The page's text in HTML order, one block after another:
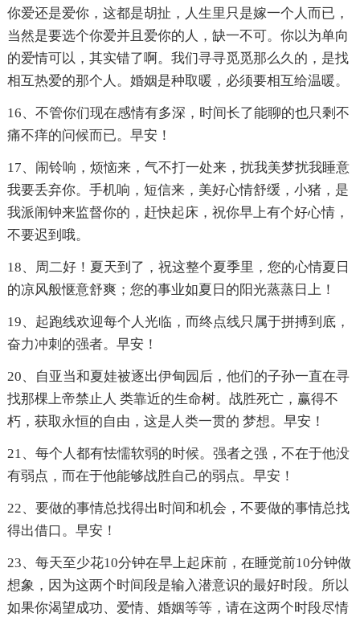
你爱还是爱你，这都是胡扯，人生里只是嫁一个人而已，
当然是要选个你爱并且爱你的人，缺一不可。你以为单向
的爱情可以，其实错了啊。我们寻寻觅觅那么久的，是找
相互热爱的那个人。婚姻是种取暖，必须要相互给温暖。
16、不管你们现在感情有多深，时间长了能聊的也只剩不
痛不痒的问候而已。早安！
17、闹铃响，烦恼来，气不打一处来，扰我美梦扰我睡意
我要丢弃你。手机响，短信来，美好心情舒缓，小猪，是
我派闹钟来监督你的，赶快起床，祝你早上有个好心情，
不要迟到哦。
18、周二好！夏天到了，祝这整个夏季里，您的心情夏日
的凉风般惬意舒爽；您的事业如夏日的阳光蒸蒸日上！
19、起跑线欢迎每个人光临，而终点线只属于拼搏到底，
奋力冲刺的强者。早安！
20、自亚当和夏娃被逐出伊甸园后，他们的子孙一直在寻
找那棵上帝禁止人 类靠近的生命树。战胜死亡，赢得不
朽，获取永恒的自由，这是人类一贯的 梦想。早安！
21、每个人都有怯懦软弱的时候。强者之强，不在于他没
有弱点，而在于他能够战胜自己的弱点。早安！
22、要做的事情总找得出时间和机会，不要做的事情总找
得出借口。早安！
23、每天至少花10分钟在早上起床前，在睡觉前10分钟做
想象，因为这两个时间段是输入潜意识的最好时段。所以
如果你渴望成功、爱情、婚姻等等，请在这两个时段尽情